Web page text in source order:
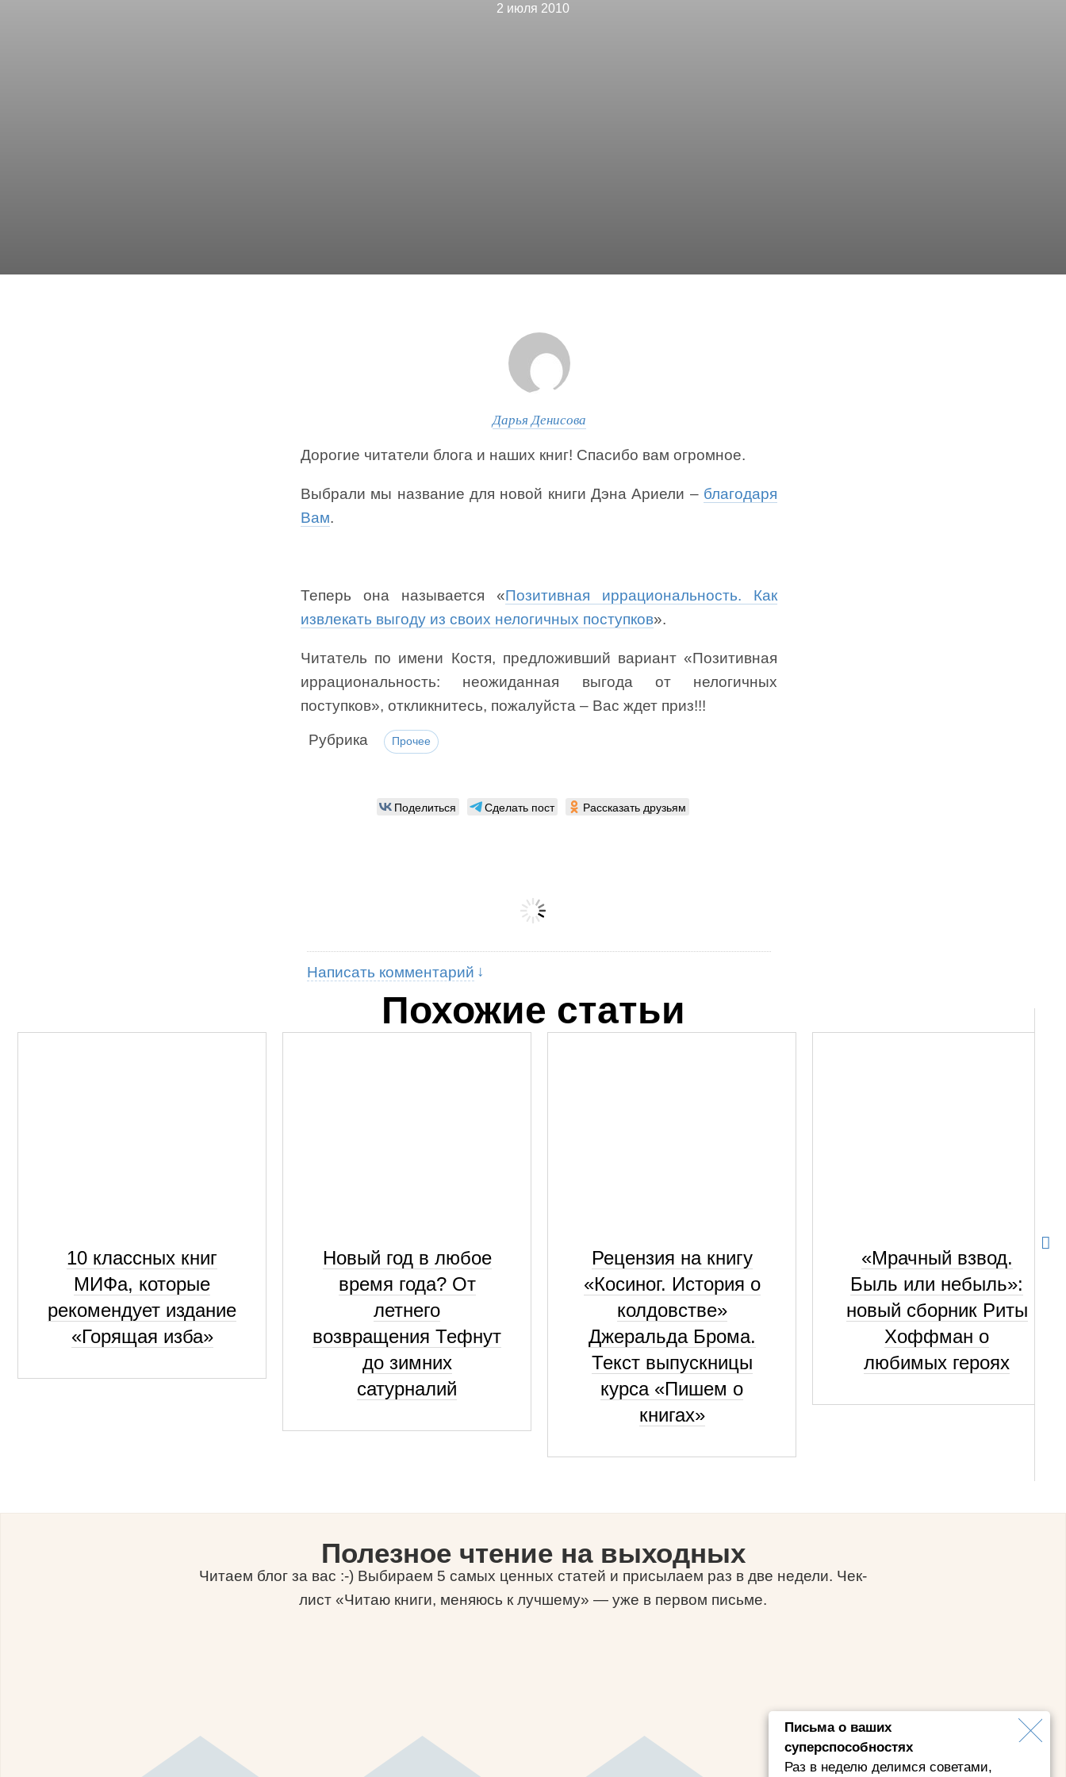
2 июля 2010
Дарья Денисова
Дорогие читатели блога и наших книг! Спасибо вам огромное.
Выбрали мы название для новой книги Дэна Ариели – благодаря
Вам.
Теперь она называется «Позитивная иррациональность. Как
извлекать выгоду из своих нелогичных поступков».
Читатель по имени Костя, предложивший вариант «Позитивная
иррациональность: неожиданная выгода от нелогичных
поступков», откликнитесь, пожалуйста – Вас ждет приз!!!
Рубрика Прочее
Письма о ваших
суперспособностях
Раз в неделю делимся советами,
Поделиться Сделать пост Рассказать друзьям
Написать комментарий
Похожие статьи
10 классных книг
МИФа, которые
рекомендует издание
«Горящая изба»
Новый год в любое
время года? От
летнего
возвращения Тефнут
до зимних
сатурналий
Рецензия на книгу
«Косиног. История о
колдовстве»
Джеральда Брома.
Текст выпускницы
курса «Пишем о
книгах»
«Мрачный взвод.
Быль или небыль»:
новый сборник Риты
Хоффман о
любимых героях
Полезное чтение на выходных
Читаем блог за вас :-) Выбираем 5 самых ценных статей и присылаем раз в две недели. Чек-
лист «Читаю книги, меняюсь к лучшему» — уже в первом письме.